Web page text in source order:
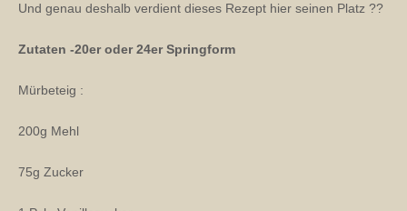
Und genau deshalb verdient dieses Rezept hier seinen Platz ??
Zutaten -20er oder 24er Springform
Mürbeteig :
200g Mehl
75g Zucker